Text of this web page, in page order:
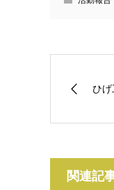
ひ
関連記